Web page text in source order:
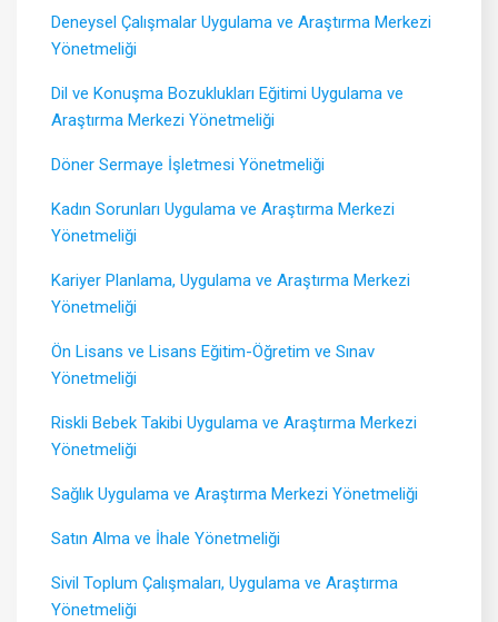
Deneysel Çalışmalar Uygulama ve Araştırma Merkezi
Yönetmeliği
Dil ve Konuşma Bozuklukları Eğitimi Uygulama ve
Araştırma Merkezi Yönetmeliği
Döner Sermaye İşletmesi Yönetmeliği
Kadın Sorunları Uygulama ve Araştırma Merkezi
Yönetmeliği
Kariyer Planlama, Uygulama ve Araştırma Merkezi
Yönetmeliği
Ön Lisans ve Lisans Eğitim-Öğretim ve Sınav
Yönetmeliği
Riskli Bebek Takibi Uygulama ve Araştırma Merkezi
Yönetmeliği
Sağlık Uygulama ve Araştırma Merkezi Yönetmeliği
Satın Alma ve İhale Yönetmeliği
Sivil Toplum Çalışmaları, Uygulama ve Araştırma
Yönetmeliği